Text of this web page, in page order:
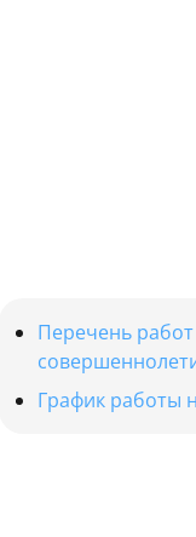
Перечень
График работы